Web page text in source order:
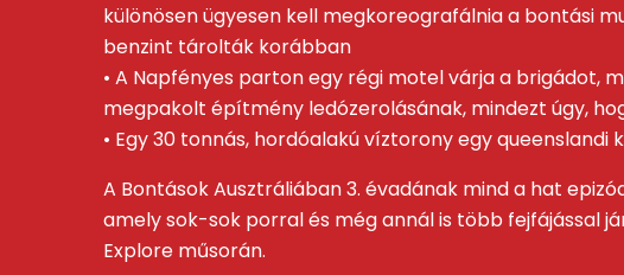
különösen ügyesen kell megkoreografálnia a bontási
benzint tárolták korábban
• A Napfényes parton egy régi motel várja a brigádot,
megpakolt építmény ledózerolásának, mindezt úgy,
• Egy 30 tonnás, hordóalakú víztorony egy
A Bontások Ausztráliában 3. évadának mind a hat
amely sok-sok porral és még annál is több fejfájással
Explore műsorán.